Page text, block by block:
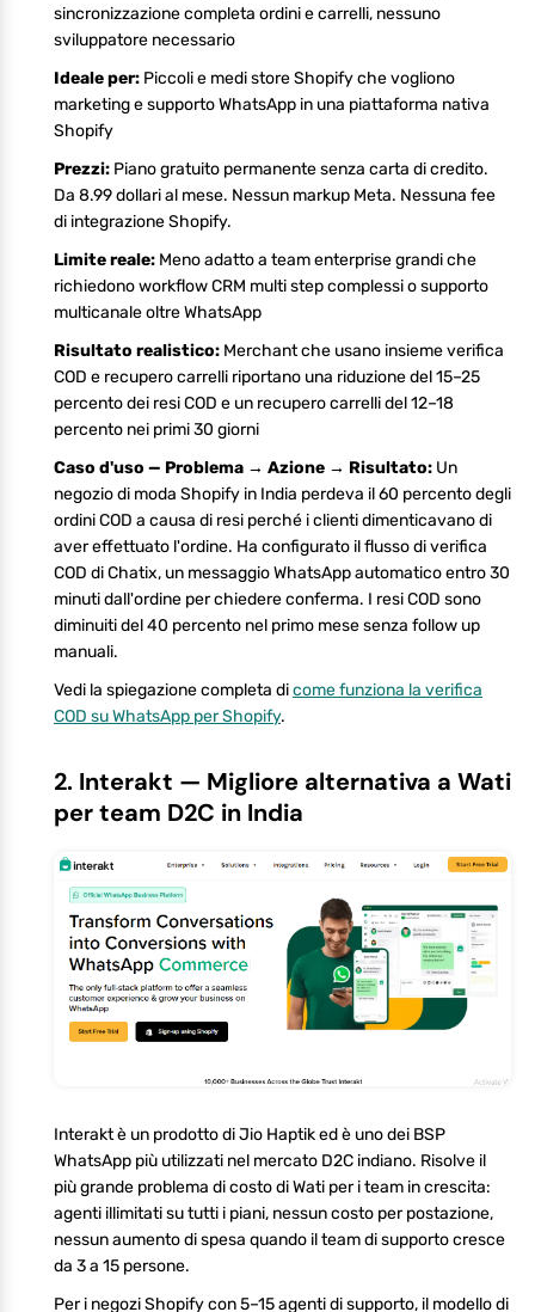
sincronizzazione completa ordini e carrelli, nessuno
sviluppatore necessario
Ideale per: Piccoli e medi store Shopify che vogliono
marketing e supporto WhatsApp in una piattaforma nativa
Shopify
Prezzi: Piano gratuito permanente senza carta di credito.
Da 8.99 dollari al mese. Nessun markup Meta. Nessuna fee
di integrazione Shopify.
Limite reale: Meno adatto a team enterprise grandi che
richiedono workflow CRM multi step complessi o supporto
multicanale oltre WhatsApp
Risultato realistico: Merchant che usano insieme verifica
COD e recupero carrelli riportano una riduzione del 15–25
percento dei resi COD e un recupero carrelli del 12–18
percento nei primi 30 giorni
Caso d'uso — Problema → Azione → Risultato: Un
negozio di moda Shopify in India perdeva il 60 percento degli
ordini COD a causa di resi perché i clienti dimenticavano di
aver effettuato l'ordine. Ha configurato il flusso di verifica
COD di Chatix, un messaggio WhatsApp automatico entro 30
minuti dall'ordine per chiedere conferma. I resi COD sono
diminuiti del 40 percento nel primo mese senza follow up
manuali.
Vedi la spiegazione completa dicome funziona la verifica
COD su WhatsApp per Shopify.
2. Interakt — Migliore alternativa a Wati
per team D2C in India
Interakt è un prodotto di Jio Haptik ed è uno dei BSP
WhatsApp più utilizzati nel mercato D2C indiano. Risolve il
più grande problema di costo di Wati per i team in crescita:
agenti illimitati su tutti i piani, nessun costo per postazione,
nessun aumento di spesa quando il team di supporto cresce
da 3 a 15 persone.
Per i negozi Shopify con 5–15 agenti di supporto, il modello di